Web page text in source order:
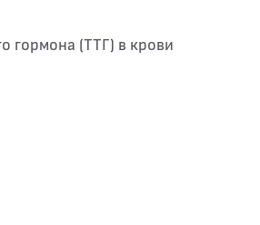
гормона (ТТГ) в крови